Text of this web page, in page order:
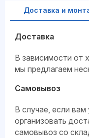
Доставка и
Доставка
В зависимости от
мы предлагаем
Самовывоз
В случае, если
организовать
самовывоз со